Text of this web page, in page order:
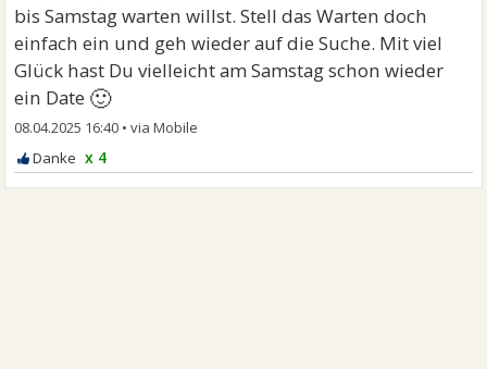
bis Samstag warten willst. Stell das Warten doch
einfach ein und geh wieder auf die Suche. Mit viel
Glück hast Du vielleicht am Samstag schon wieder
ein Date 🙂
08.04.2025 16:40 •
x 4